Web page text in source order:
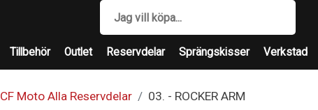
Tillbehör Outlet Reservdelar Sprängskisser Verkstad
CF Moto Alla Reservdelar 03. - ROCKER ARM